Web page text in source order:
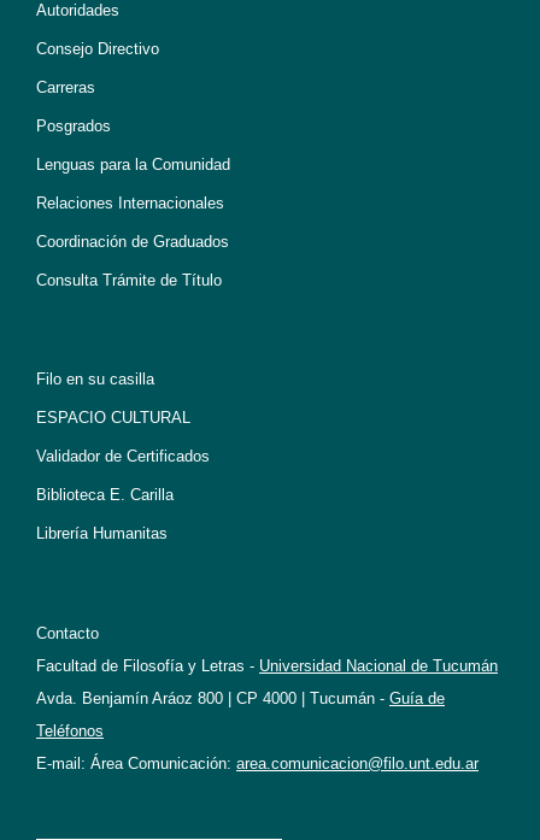
Autoridades
Consejo Directivo
Carreras
Posgrados
Lenguas para la Comunidad
Relaciones Internacionales
Coordinación de Graduados
Consulta Trámite de Título
Filo en su casilla
ESPACIO CULTURAL
Validador de Certificados
Biblioteca E. Carilla
Librería Humanitas
Contacto
Facultad de Filosofía y Letras - Universidad Nacional de Tucumán
Avda. Benjamín Aráoz 800 | CP 4000 | Tucumán - Guía de
Teléfonos
E-mail: Área Comunicación: area.comunicacion@filo.unt.edu.ar